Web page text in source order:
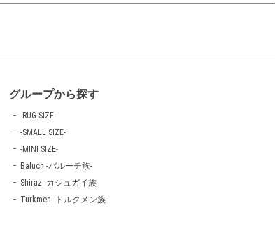
グループから探す
-RUG SIZE-
-SMALL SIZE-
-MINI SIZE-
Baluch -バルーチ族-
Shiraz -カシュガイ族-
Turkmen -トルクメン族-